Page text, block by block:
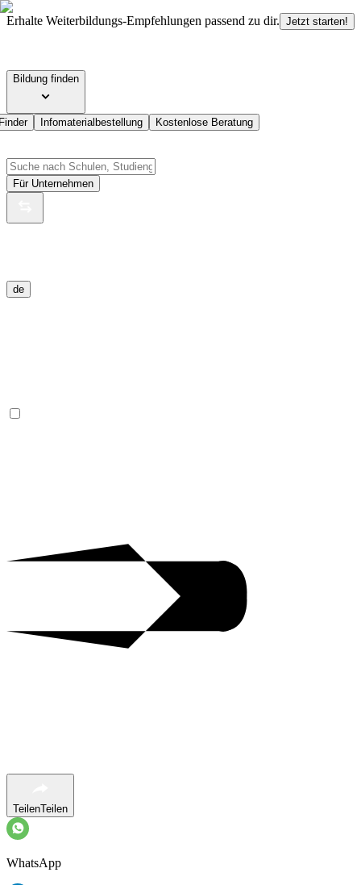
Erhalte Weiterbildungs-Empfehlungen passend zu dir. Jetzt starten!
Bildung finden
Infomaterialbestellung Kostenlose Beratung
Für Unternehmen
de
TeilenTeilen
WhatsApp